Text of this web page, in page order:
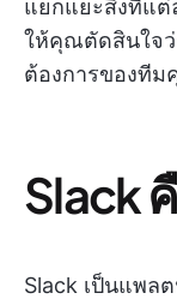
แยกแยะสิ่งที่แ
ให้คุณตัดสินใจ
ต้องการของทีม
Slack
Slack เป็นแพล